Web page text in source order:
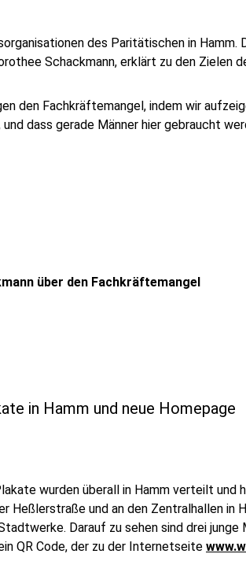
des Paritätischen in Hamm.
Schackmann, erklärt zu den Zielen
den Fachkräftemangel, indem wir
dass gerade Männer hier gebraucht
über den Fachkräftemangel
in Hamm und neue Homepage
wurden überall in Hamm verteilt und
Heßlerstraße und an den Zentralhallen in
Darauf zu sehen sind drei junge
QR Code, der zu der Internetseite